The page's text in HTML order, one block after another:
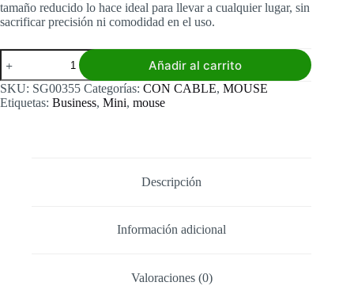
tamaño reducido lo hace ideal para llevar a cualquier lugar, sin
sacrificar precisión ni comodidad en el uso.
Mouse
Only
Business
Mini
cantidad
Añadir al carrito
SKU: SG00355 Categorías: CON CABLE, MOUSE
Etiquetas: Business, Mini, mouse
Descripción
Información adicional
Valoraciones (0)